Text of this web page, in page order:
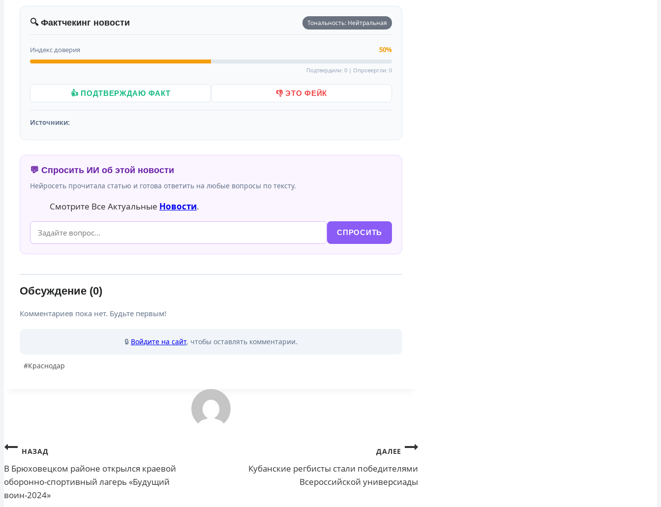
🔍 Фактчекинг новости Тональность: Нейтральная
Индекс доверия 50%
Подтвердили: 0 | Опровергли: 0
👍 ПОДТВЕРЖДАЮ ФАКТ 👎 ЭТО ФЕЙК
Источники:
💬 Спросить ИИ об этой новости
Нейросеть прочитала статью и готова ответить на любые вопросы по тексту.
Смотрите Все Актуальные Новости.
СПРОСИТЬ
Обсуждение (0)
Комментариев пока нет. Будьте первым!
🔒 Войдите на сайт, чтобы оставлять комментарии.
#Краснодар
Навигация
по
записям
НАЗАД
В Брюховецком районе открылся краевой
оборонно-спортивный лагерь «Будущий
воин-2024»
ДАЛЕЕ
Кубанские регбисты стали победителями
Всероссийской универсиады